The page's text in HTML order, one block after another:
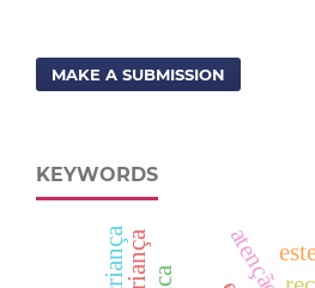
MAKE A SUBMISSION
KEYWORDS